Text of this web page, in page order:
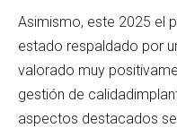
Asimismo, este 2025 el
estado respaldado por
valorado muy
gestión de
aspectos destacados